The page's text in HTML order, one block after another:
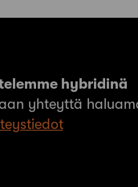
hybridinä
yhteyttä